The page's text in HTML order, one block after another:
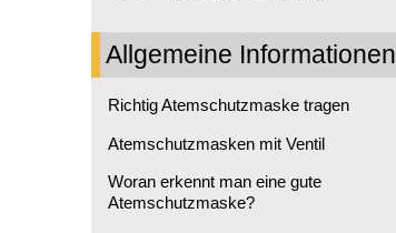
Allgemeine Informationen
Richtig Atemschutzmaske tragen
Atemschutzmasken mit Ventil
Woran erkennt man eine gute
Atemschutzmaske?